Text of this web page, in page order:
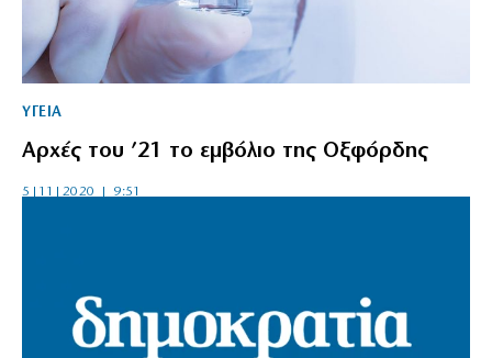
ΥΓΕΙΑ
Αρχές του ’21 το εμβόλιο της Οξφόρδης
5|11|2020 | 9:51